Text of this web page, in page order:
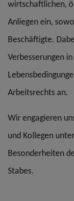
wirtschaftlichen,
Anliegen ein,
Beschäftigte.
Verbesserungen
Arbeitsrechts an.
Wir engagieren
und Kollegen
Besonderheiten
Stabes.